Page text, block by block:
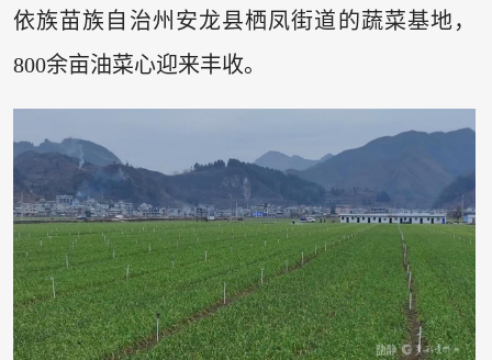
依族苗族自治州安龙县栖凤街道的蔬菜基地，
800余亩油菜心迎来丰收。